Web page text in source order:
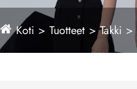
Koti Tuotteet Takki